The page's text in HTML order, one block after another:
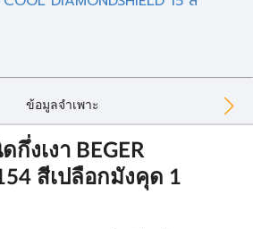
ข้อมูลจำเพาะ
งเงา BEGER
สีเปลือกมังคุด 1